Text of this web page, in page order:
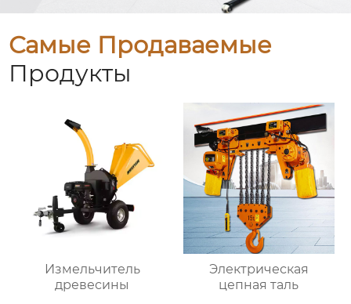
Самые Продаваемые
Продукты
Измельчитель
древесины
Электрическая
цепная таль